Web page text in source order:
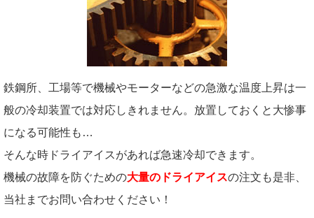
鉄鋼所、工場等で機械やモーターなどの急激な温度上昇は一
般の冷却装置では対応しきれません。放置しておくと大惨事
になる可能性も…
そんな時ドライアイスがあれば急速冷却できます。
機械の故障を防ぐための大量のドライアイスの注文も是非、
当社までお問い合わせください！